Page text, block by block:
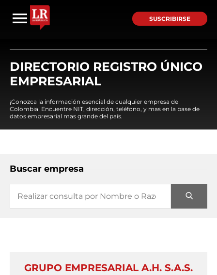
SUSCRIBIRSE
DIRECTORIO REGISTRO ÚNICO
EMPRESARIAL
¡Conozca la información esencial de cualquier empresa de
Colombia! Encuentre NIT, dirección, teléfono, y mas en la base de
datos empresarial mas grande del país.
Buscar empresa
GRUPO EMPRESARIAL A.H. S.A.S.